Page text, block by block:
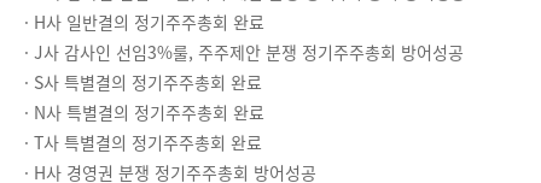
· H사 일반결의 정기주주총회 완료
· J사 감사인 선임3%룰, 주주제안 분쟁 정기주주총회 방어성공
· S사 특별결의 정기주주총회 완료
· N사 특별결의 정기주주총회 완료
·
T사 특별결의 정기주주총회 완료
· H사 경영권 분쟁 정기주주총회 방어성공